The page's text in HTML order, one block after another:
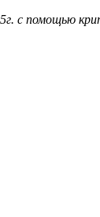
с помощью